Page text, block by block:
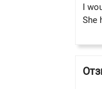
I
She